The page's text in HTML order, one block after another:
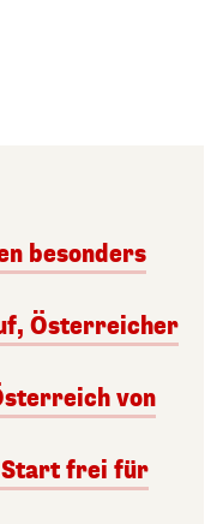
besonders
Österreicher
von
Start frei für